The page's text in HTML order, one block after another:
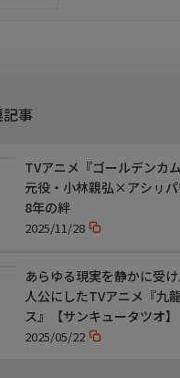
事
TVアニメ『ゴールデンカ
元役・小林親弘×アシㇼ
8年の絆
2025/11/28
あらゆる現実を静かに受
人公にしたTVアニメ『九
ス』【サンキュータツオ】
2025/05/22